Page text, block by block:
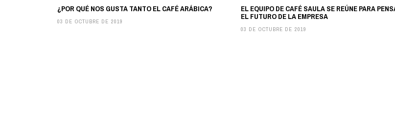
EL EQUIPO DE CAFÉ SAULA SE REÚNE PARA
EL FUTURO DE LA EMPRESA
03 DE OCTUBRE DE 2019
¿POR QUÉ NOS GUSTA TANTO EL CAFÉ ARÁBICA?
03 DE OCTUBRE DE 2019